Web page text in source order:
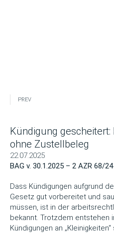
PREV
Kündigung
ohne Zustellbeleg
22.07.2025
BAG v. 30.1.2025 – 2 AZR 68/24
Dass Kündigungen aufgrund
Gesetz gut vorbereitet und
müssen, ist in der
bekannt. Trotzdem entstehen
Kündigungen an